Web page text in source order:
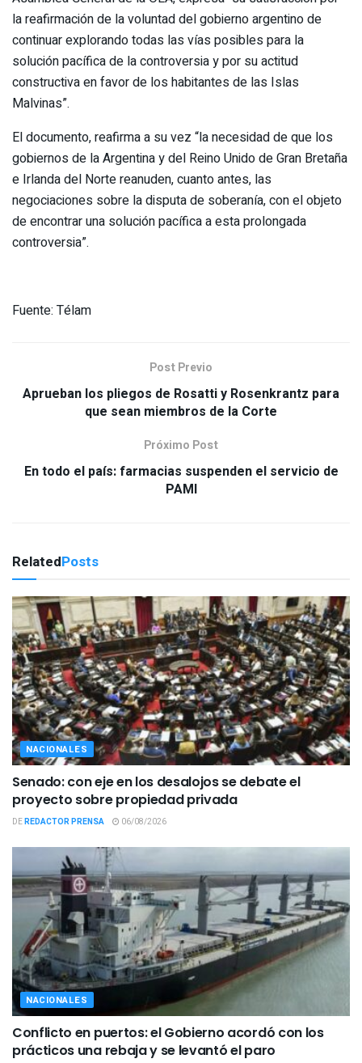
la reafirmación de la voluntad del gobierno argentino de
continuar explorando todas las vías posibles para la
solución pacífica de la controversia y por su actitud
constructiva en favor de los habitantes de las Islas
Malvinas”.
El documento, reafirma a su vez “la necesidad de que los
gobiernos de la Argentina y del Reino Unido de Gran Bretaña
e Irlanda del Norte reanuden, cuanto antes, las
negociaciones sobre la disputa de soberanía, con el objeto
de encontrar una solución pacífica a esta prolongada
controversia”.
Fuente: Télam
Post Previo
Aprueban los pliegos de Rosatti y Rosenkrantz para
que sean miembros de la Corte
Próximo Post
En todo el país: farmacias suspenden el servicio de
PAMI
RelatedPosts
NACIONALES
Senado: con eje en los desalojos se debate el
proyecto sobre propiedad privada
DEREDACTOR PRENSA 06/08/2026
NACIONALES
Conflicto en puertos: el Gobierno acordó con los
prácticos una rebaja y se levantó el paro